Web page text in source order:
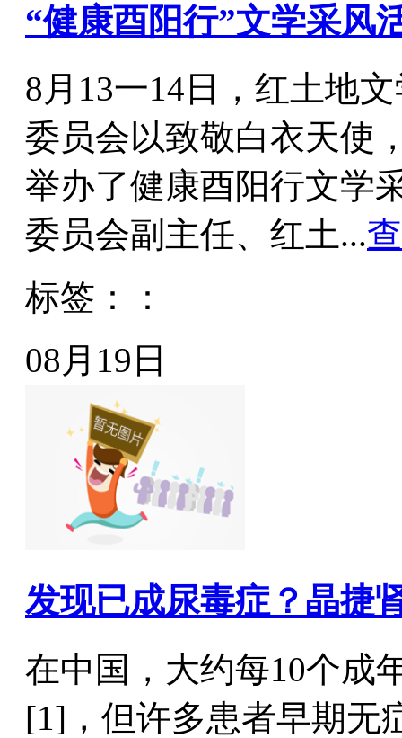
“健康酉阳行”文学采风
8月13一14日，红土地
委员会以致敬白衣天使
举办了健康酉阳行文学
委员会副主任、红土...
标签：：
08月19日
发现已成尿毒症？晶捷
在中国，大约每10个成
[1]，但许多患者早期无